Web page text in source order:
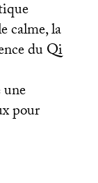
calme, la
du Qi
pour